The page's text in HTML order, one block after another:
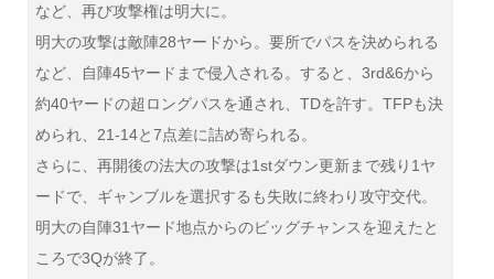
など、再び攻撃権は明大に。
明大の攻撃は敵陣28ヤードから。要所でパスを決められる
など、自陣45ヤードまで侵入される。すると、3rd&6から
約40ヤードの超ロングパスを通され、TDを許す。TFPも決
められ、21-14と7点差に詰め寄られる。
さらに、再開後の法大の攻撃は1stダウン更新まで残り1ヤ
ードで、ギャンブルを選択するも失敗に終わり攻守交代。
明大の自陣31ヤード地点からのビッグチャンスを迎えたと
ころで3Qが終了。